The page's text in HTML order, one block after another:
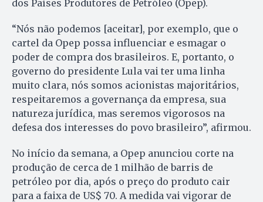
dos Países Produtores de Petróleo (Opep).
“Nós não podemos [aceitar], por exemplo, que o
cartel da Opep possa influenciar e esmagar o
poder de compra dos brasileiros. E, portanto, o
governo do presidente Lula vai ter uma linha
muito clara, nós somos acionistas majoritários,
respeitaremos a governança da empresa, sua
natureza jurídica, mas seremos vigorosos na
defesa dos interesses do povo brasileiro”, afirmou.
No início da semana, a Opep anunciou corte na
produção de cerca de 1 milhão de barris de
petróleo por dia, após o preço do produto cair
para a faixa de US$ 70. A medida vai vigorar de